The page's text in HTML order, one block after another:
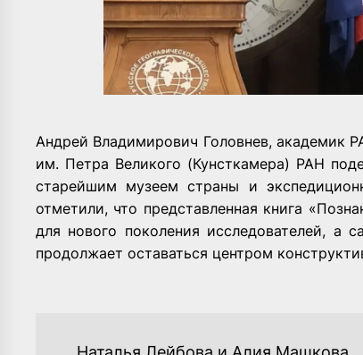
Андрей Владимирович Головнев, академик
им. Петра Великого (Кунсткамера) РАН
старейшим музеем страны и
отметили, что представленная книга
для нового поколения исследователей, а
продолжает оставаться центром